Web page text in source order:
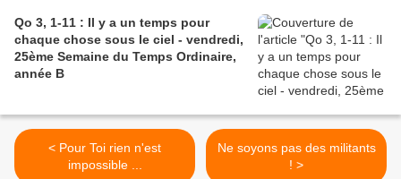
Qo 3, 1-11 : Il y a un temps pour
chaque chose sous le ciel - vendredi,
25ème Semaine du Temps Ordinaire,
année B
< Pour Toi rien n'est
impossible ...
Ne soyons pas des militants
! >